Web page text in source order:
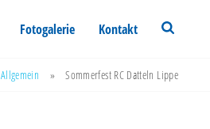
Fotogalerie Kontakt
Allgemein » Sommerfest RC Datteln Lippe